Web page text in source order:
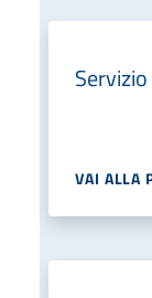
VAI ALLA